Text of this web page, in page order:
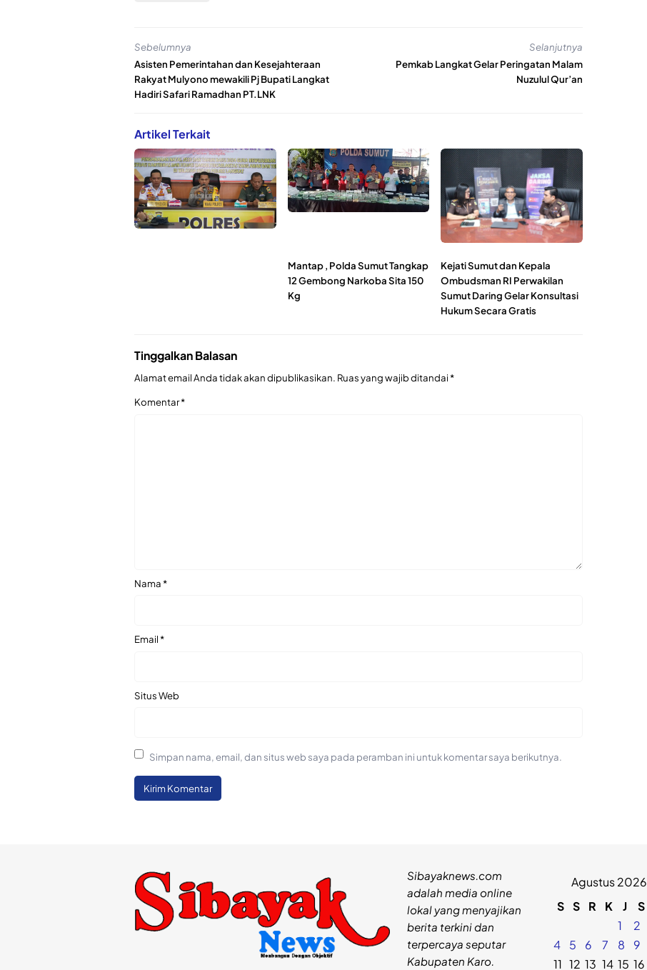
Sebelumnya
Asisten Pemerintahan dan Kesejahteraan
Rakyat Mulyono mewakili Pj Bupati Langkat
Hadiri Safari Ramadhan PT.LNK
Selanjutnya
Pemkab Langkat Gelar Peringatan Malam
Nuzulul Qur’an
Artikel Terkait
Mantap , Polda Sumut Tangkap
12 Gembong Narkoba Sita 150
Kg
Kejati Sumut dan Kepala
Ombudsman RI Perwakilan
Sumut Daring Gelar Konsultasi
Hukum Secara Gratis
Tinggalkan Balasan
Alamat email Anda tidak akan dipublikasikan. Ruas yang wajib ditandai*
Komentar*
Nama*
Email*
Situs Web
Simpan nama, email, dan situs web saya pada peramban ini untuk komentar saya berikutnya.
Sibayaknews.com
adalah media online
lokal yang menyajikan
berita terkini dan
terpercaya seputar
Kabupaten Karo.
Agustus 2026
S S R K J S
1
2
4
5 6 7 8 9
11 12 13 14 15 16